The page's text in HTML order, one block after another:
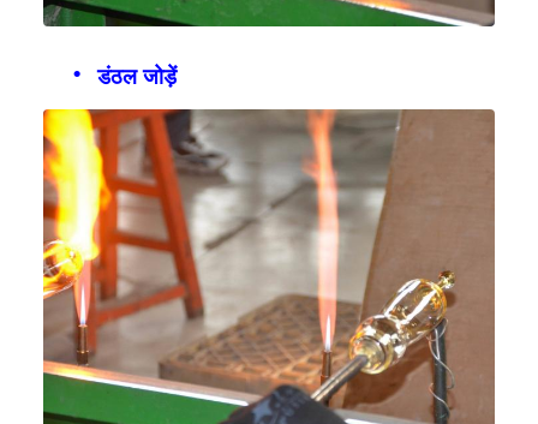
डंठल जोड़ें